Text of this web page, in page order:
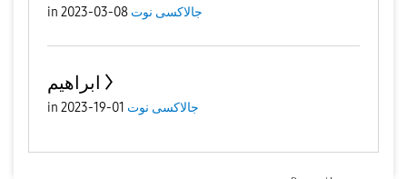
in جالاكسى نوت 08-03-2023
ابراهيم
in جالاكسى نوت 01-19-2023